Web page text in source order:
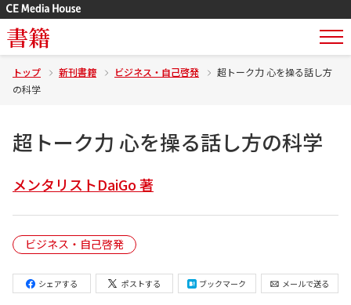
書籍
トップ 新刊書籍 ビジネス・自己啓発
超トーク力 心を操る話し方
の科学
超トーク力 心を操る話し方の科学
メンタリストDaiGo 著
ビジネス・自己啓発
シェアする ポストする ブックマーク メールで送る